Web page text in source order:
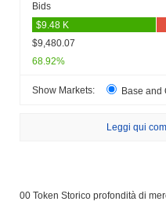
Bids
$9,480.07
68.92%
Show Markets: Base and
Leggi qui
00 Token Storico profondità di